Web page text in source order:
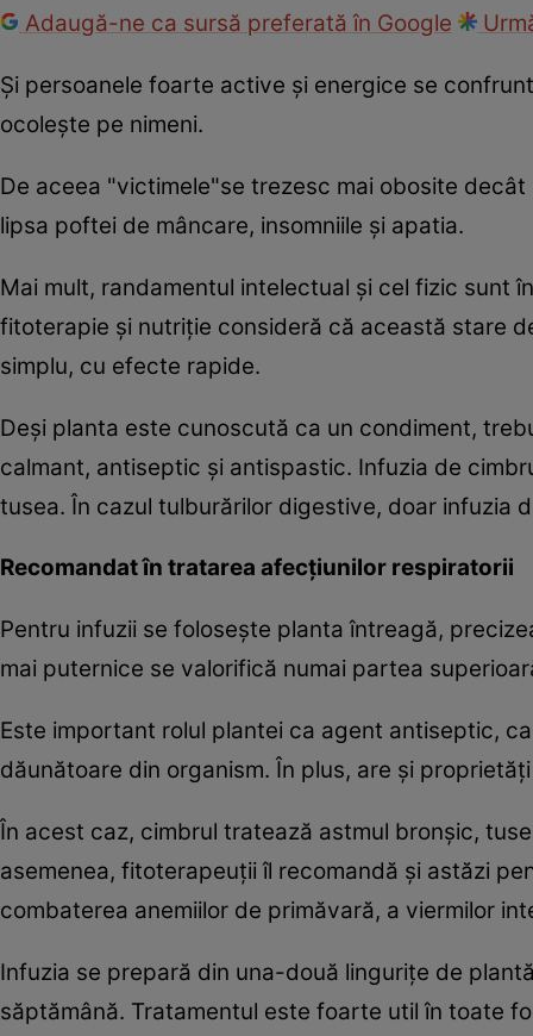
Adaugă-ne ca sursă preferată în Google
Şi persoanele foarte active şi energice se
ocoleşte pe nimeni.
De aceea "victimele"se trezesc mai obosite
lipsa poftei de mâncare, insomniile şi apatia.
Mai mult, randamentul intelectual şi cel fizic sunt
fitoterapie şi nutriţie consideră că această stare
simplu, cu efecte rapide.
Deşi planta este cunoscută ca un condiment,
calmant, antiseptic şi antispastic. Infuzia de
tusea. În cazul tulburărilor digestive, doar infuzia
Recomandat în tratarea afecţiunilor respiratorii
Pentru infuzii se foloseşte planta întreagă,
mai puternice se valorifică numai partea
Este important rolul plantei ca agent antiseptic,
dăunătoare din organism. În plus, are şi
În acest caz, cimbrul tratează astmul bronşic,
asemenea, fitoterapeuţii îl recomandă şi astăzi
combaterea anemiilor de primăvară, a viermilor
Infuzia se prepară din una-două linguriţe de
săptămână. Tratamentul este foarte util în toate